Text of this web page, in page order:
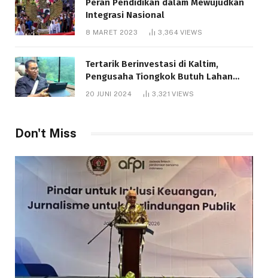
Peran Pendidikan dalam Mewujudkan
Integrasi Nasional
8 MARET 2023 3,364VIEWS
Tertarik Berinvestasi di Kaltim,
Pengusaha Tiongkok Butuh Lahan
1.000 Hektare
20 JUNI 2024 3,321VIEWS
Don't Miss